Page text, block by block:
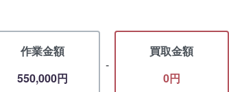
作業金額
550,000円
-
買取金額
0円